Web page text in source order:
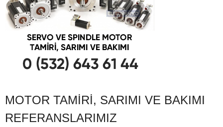
MOTOR TAMIRI, SARIMI VE BAKIMI
REFERANSLARIMIZ